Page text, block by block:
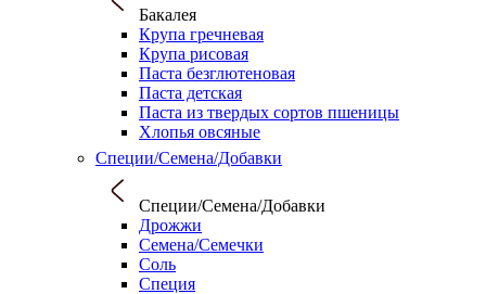
Бакалея
Крупа гречневая
Крупа рисовая
Паста безглютеновая
Паста детская
Паста из твердых сортов пшеницы
Хлопья овсяные
Специи/Семена/Добавки
Специи/Семена/Добавки
Дрожжи
Семена/Семечки
Соль
Специя